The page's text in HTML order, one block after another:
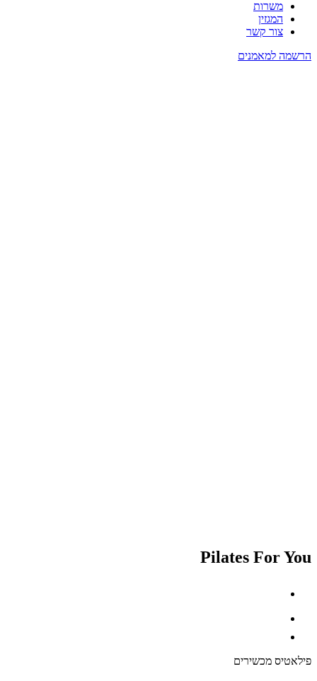
משרות
המגזין
צור קשר
הרשמה למאמנים
Pilates For You
פילאטיס מכשירים